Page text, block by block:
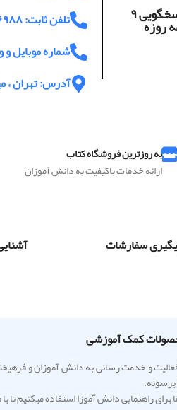
ساعت پاسخگویی ۹
تلفن ثابت: ۶۶۹۵۶۹۸۸
شماره موبایل و واتساپ:
آدرس: تهران ،
به روزترین فروشگاه کتاب
ارائه خدمات باکیفیت به دانش آموزان
سفارشات
ای نزدیک به ۲۵ سال مشغول فعالیت و خدمت رسانی